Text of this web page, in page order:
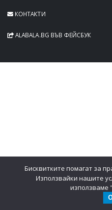
КОНТАКТИ
ALABALA.BG ВЪВ ФЕЙСБУК
Бисквитките помагат за
Използвайки нашите
използваме